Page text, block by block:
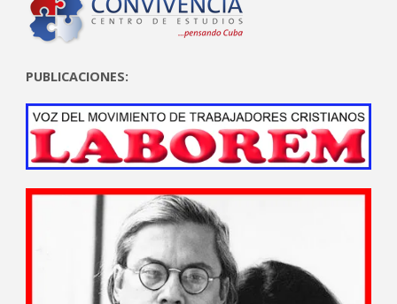
PUBLICACIONES: